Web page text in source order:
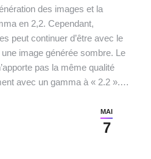
des images et la
en 2,2. Cependant,
peut continuer d’être avec le
image générée sombre. Le
pas la même qualité
avec un gamma à « 2.2 ».…
MAI
7